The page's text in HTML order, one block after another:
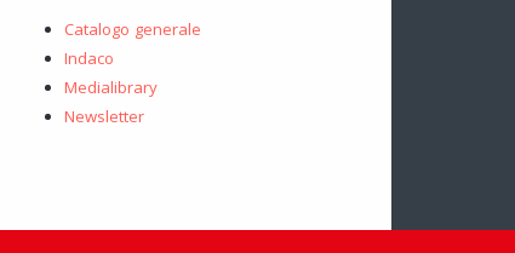
Catalogo generale
Indaco
Medialibrary
Newsletter